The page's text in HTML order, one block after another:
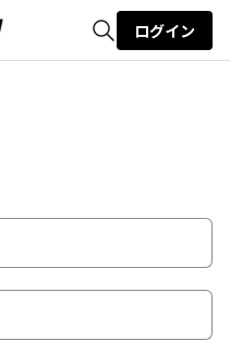
ログイン